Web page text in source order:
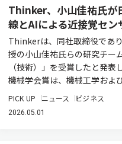
Thinker、小山佳祐氏
線とAIによる近接覚セン
Thinkerは、同社取締役であ
授の小山佳祐氏らの研究チー
（技術）」を受賞したと発
機械学会賞は、機械工学およ
PICK UP ニュース ビジネス
2026.05.01